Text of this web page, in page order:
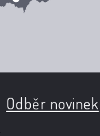
Odběr novinek